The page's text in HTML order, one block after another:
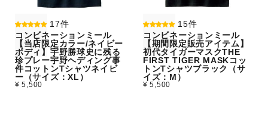
17件
コンビネーションミール
【当店限定カラー/ネイビー
ボディ】宇野勝球史に残る
珍プレー宇野ヘディング事
件コットンTシャツネイビ
ー（サイズ：XL）
¥ 5,500
15件
コンビネーションミール
【期間限定販売アイテム】
初代タイガーマスクTHE
FIRST TIGER MASKコッ
トンTシャツブラック（サ
イズ：M）
¥ 5,500